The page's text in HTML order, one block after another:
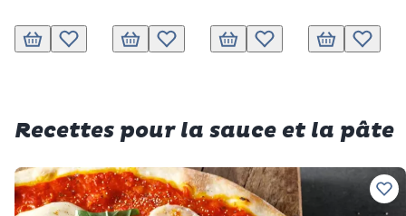
Ajouter au panier
Ajouter à la liste de souhaits.
Ajouter au panier
Ajouter à la liste de souhaits.
Ajouter au panier
Ajouter à la liste de
Ajouter auAjouter
Recettes pour la sauce et la pâte